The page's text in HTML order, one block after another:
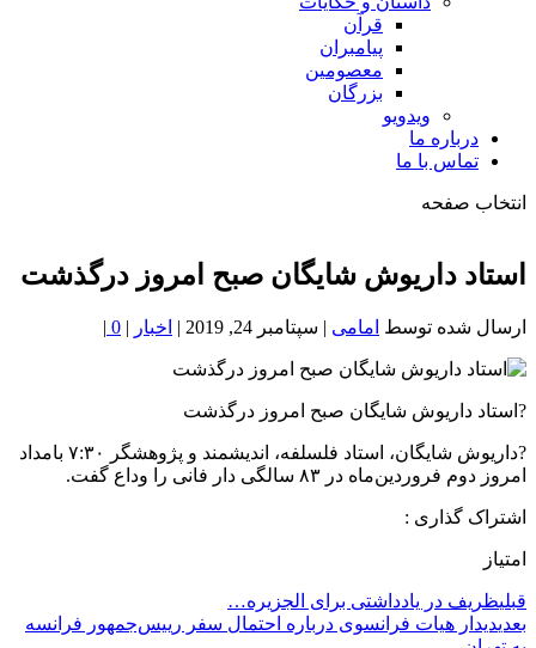
معصومین
ما
شایگان صبح امروز درگذشت
توسط امامی|سپتامبر 24, 2019 |اخبار |
0
|
شایگان صبح امروز درگذشت
?داریوش شایگان، استاد فلسلفه، اندیشمند و پژوهشگر ۷:۳۰ بامداد
۸۳ سالگی دار فانی را وداع گفت.
:
یادداشتی برای الجزیره…
فرانسوی درباره احتمال سفر رییس‌جمهور فرانسه